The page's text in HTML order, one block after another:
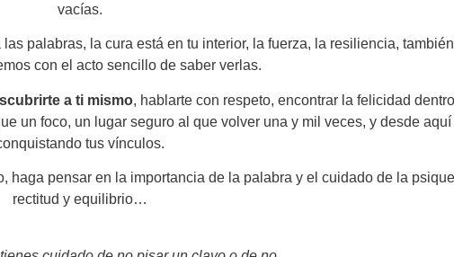
vacías.
palabras, la cura está en tu interior, la fuerza, la resiliencia,
con el acto sencillo de saber verlas.
a ti mismo, hablarte con respeto, encontrar la felicidad
un foco, un lugar seguro al que volver una y mil veces, y desde aquí
tus vínculos.
haga pensar en la importancia de la palabra y el cuidado de la
rectitud y equilibrio…